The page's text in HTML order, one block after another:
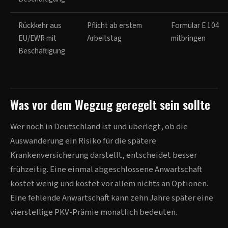
Rückkehr aus
EU/EWR mit
Beschäftigung
Pflicht ab erstem
Arbeitstag
Formular E 104
mitbringen
Was vor dem Wegzug geregelt sein sollte
Wer noch in Deutschland ist und überlegt, ob die
Auswanderung ein Risiko für die spätere
Krankenversicherung darstellt, entscheidet besser
frühzeitig. Eine einmal abgeschlossene Anwartschaft
kostet wenig und kostet vor allem nichts an Optionen.
Eine fehlende Anwartschaft kann zehn Jahre später eine
vierstellige PKV-Prämie monatlich bedeuten.